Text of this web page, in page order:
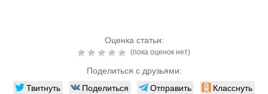
Оценка статьи:
(пока оценок нет)
Поделиться с друзьями:
Твитнуть Поделиться Отправить Класснуть